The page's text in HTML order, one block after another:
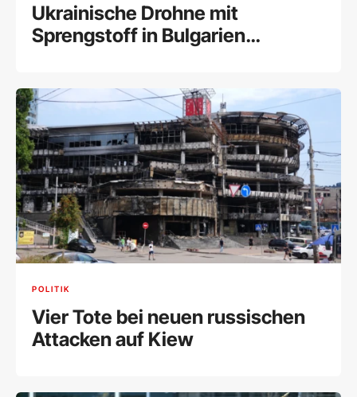
Ukrainische Drohne mit
Sprengstoff in Bulgarien
POLITIK
Vier Tote bei neuen russischen
Attacken auf Kiew